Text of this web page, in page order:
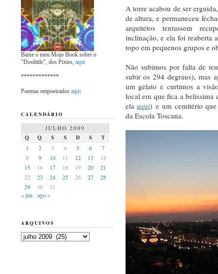
A torre acabou de ser
de altura, e permaneceu
arquitetos tentassem
inclinação, e ela foi reaberta
topo em pequenos grupos e
Não subimos por falta de
subir os 294 degraus), mas
um gelato e curtimos a
local em que fica a belíssima
elaaqui) e um cemitério
da Escola Toscana.
Baixe o meu Mojo Book sobre o
"Doolittle", dos Pixies, aqui
*************
Poemas empoeirados aqui
CALENDÁRIO
JULHO 2009
Q Q S S D S
T
1
2 3 4 5 6
7
8
9 10 11 12 13
14
15
16 17 18 19 20
21
22
23 24 25 26 27
28
29
30
31
« jun
ago »
ARQUIVOS
Arquivos